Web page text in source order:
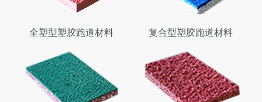
全塑型塑胶跑道材料 复合型塑胶跑道材料